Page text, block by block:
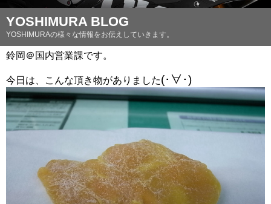
YOSHIMURA BLOG
YOSHIMURAの様々な情報をお伝えしていきます。
鈴岡＠国内営業課です。
今日は、こんな頂き物がありました(･∀･)